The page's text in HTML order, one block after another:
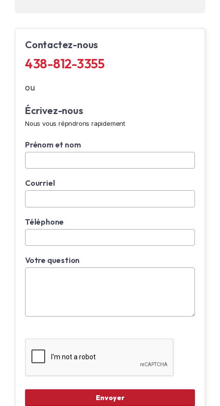
Contactez-nous
438-812-3355
ou
Écrivez-nous
Nous vous répndrons rapidement
Prénom et nom
Courriel
Téléphone
Votre question